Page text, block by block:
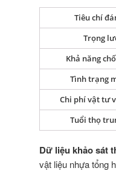
Tiêu chí
Trọng
Khả năng
Tình trạng
Chi phí vật tư
Tuổi thọ
Dữ liệu khảo sát
vật liệu nhựa tổng